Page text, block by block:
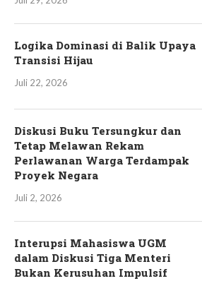
Logika Dominasi di Balik Upaya
Transisi Hijau
Juli 22, 2026
Diskusi Buku Tersungkur dan
Tetap Melawan Rekam
Perlawanan Warga Terdampak
Proyek Negara
Juli 2, 2026
Interupsi Mahasiswa UGM
dalam Diskusi Tiga Menteri
Bukan Kerusuhan Impulsif